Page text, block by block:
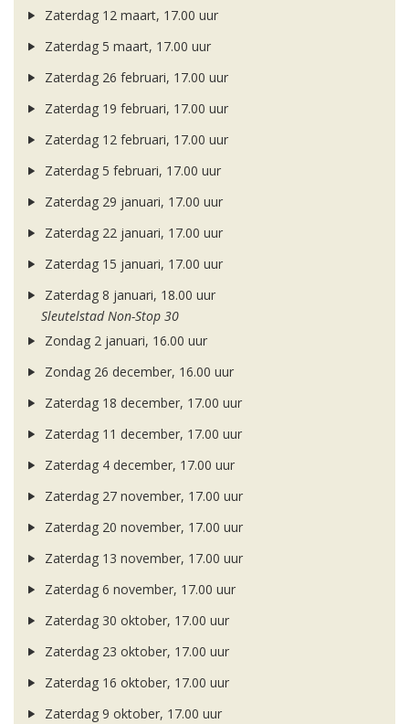
Zaterdag 12 maart, 17.00 uur
Zaterdag 5 maart, 17.00 uur
Zaterdag 26 februari, 17.00 uur
Zaterdag 19 februari, 17.00 uur
Zaterdag 12 februari, 17.00 uur
Zaterdag 5 februari, 17.00 uur
Zaterdag 29 januari, 17.00 uur
Zaterdag 22 januari, 17.00 uur
Zaterdag 15 januari, 17.00 uur
Zaterdag 8 januari, 18.00 uur
Sleutelstad Non-Stop 30
Zondag 2 januari, 16.00 uur
Zondag 26 december, 16.00 uur
Zaterdag 18 december, 17.00 uur
Zaterdag 11 december, 17.00 uur
Zaterdag 4 december, 17.00 uur
Zaterdag 27 november, 17.00 uur
Zaterdag 20 november, 17.00 uur
Zaterdag 13 november, 17.00 uur
Zaterdag 6 november, 17.00 uur
Zaterdag 30 oktober, 17.00 uur
Zaterdag 23 oktober, 17.00 uur
Zaterdag 16 oktober, 17.00 uur
Zaterdag 9 oktober, 17.00 uur